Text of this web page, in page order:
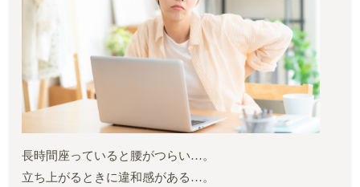
長時間座っていると腰がつらい…。
立ち上がるときに違和感がある…。